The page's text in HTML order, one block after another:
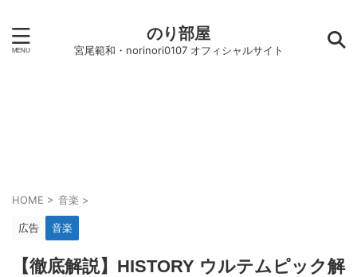
のり部屋
宮尾範和・norinori0107 オフィシャルサイト
HOME > 音楽 >
広告 音楽
【徹底解説】HISTORY ウルテムピック解